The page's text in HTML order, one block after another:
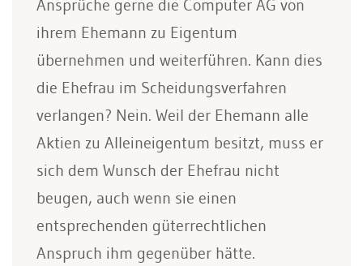
Ansprüche gerne die Computer AG von
ihrem Ehemann zu Eigentum
übernehmen und weiterführen. Kann dies
die Ehefrau im Scheidungsverfahren
verlangen? Nein. Weil der Ehemann alle
Aktien zu Alleineigentum besitzt, muss er
sich dem Wunsch der Ehefrau nicht
beugen, auch wenn sie einen
entsprechenden güterrechtlichen
Anspruch ihm gegenüber hätte.